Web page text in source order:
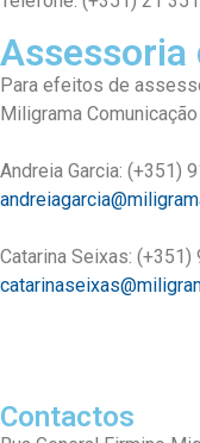
Assessoria
Para efeitos de
Miligrama
Andreia Garcia: (+351)
Catarina Seixas: (+351)
Contactos